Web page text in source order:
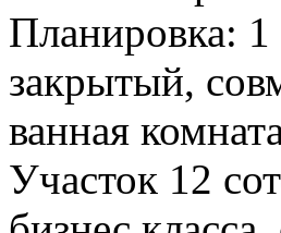
Планировка:
закрытый,
ванная
Участок 12